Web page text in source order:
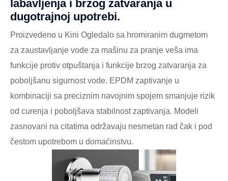
labavljenja i brzog zatvaranja u
dugotrajnoj upotrebi.
Proizvedeno u Kini Ogledalo sa hromiranim dugmetom
za zaustavljanje vode za mašinu za pranje veša ima
funkcije protiv otpuštanja i funkcije brzog zatvaranja za
poboljšanu sigurnost vode. EPDM zaptivanje u
kombinaciji sa preciznim navojnim spojem smanjuje rizik
od curenja i poboljšava stabilnost zaptivanja. Modeli
zasnovani na citatima održavaju nesmetan rad čak i pod
čestom upotrebom u domaćinstvu.